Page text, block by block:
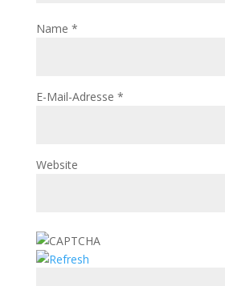
Name *
E-Mail-Adresse *
Website